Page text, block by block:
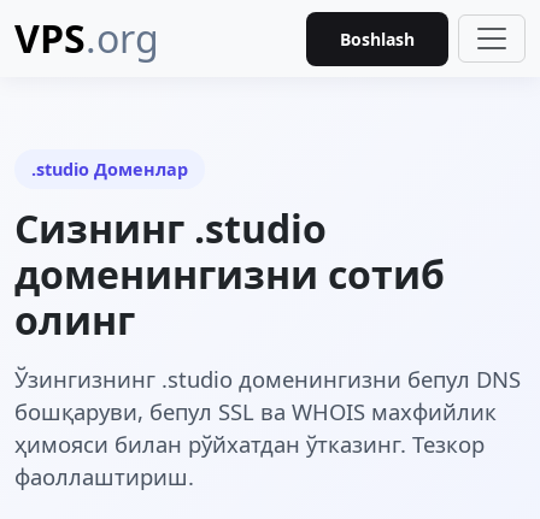
VPS.org Boshlash
.studio Доменлар
Сизнинг .studio
доменингизни сотиб
олинг
Ўзингизнинг .studio доменингизни бепул DNS
бошқаруви, бепул SSL ва WHOIS махфийлик
ҳимояси билан рўйхатдан ўтказинг. Тезкор
фаоллаштириш.